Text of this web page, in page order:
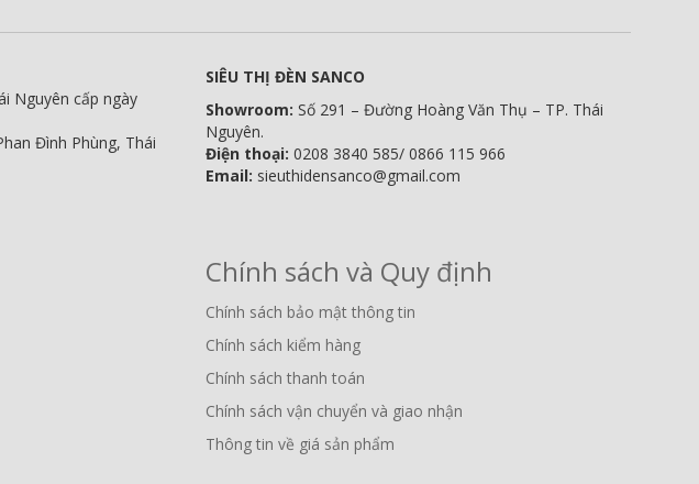
Nguyên cấp ngày
Đình Phùng, Thái
SIÊU THỊ ĐÈN SANCO
Showroom:Số 291 – Đường Hoàng Văn Thụ – TP. Thái
Nguyên.
Điện thoại: 0208 3840 585/ 0866 115 966
Email: sieuthidensanco@gmail.com
Chính sách và Quy định
Chính sách bảo mật thông tin
Chính sách kiểm hàng
Chính sách thanh toán
Chính sách vận chuyển và giao nhận
Thông tin về giá sản phẩm